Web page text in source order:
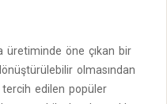
üretiminde öne çıkan bir
olmasından
edilen popüler